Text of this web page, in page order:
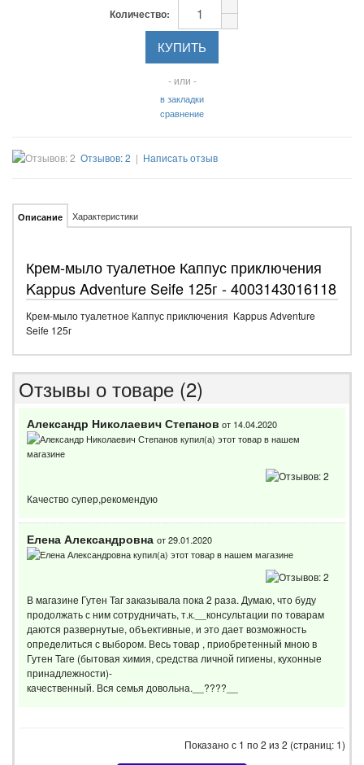
Количество:
- или -
в закладки
сравнение
Отзывов: 2 | Написать отзыв
Описание Характеристики
Крем-мыло туалетное Каппус приключения
Kappus Adventure Seife 125г - 4003143016118
Крем-мыло туалетное Каппус приключения Kappus Adventure
Seife 125г
Отзывы о товаре (2)
Александр Николаевич Степанов от 14.04.2020
Качество супер,рекомендую
Елена Александровна от 29.01.2020
В магазине Гутен Таг заказывала пока 2 раза. Думаю, что буду
продолжать с ним сотрудничать, т.к.__консультации по товарам
даются развернутые, объективные, и это дает возможность
определиться с выбором. Весь товар , приобретенный мною в
Гутен Таге (бытовая химия, средства личной гигиены, кухонные
принадлежности)-
качественный. Вся семья довольна.__????__
Показано с 1 по 2 из 2 (страниц: 1)